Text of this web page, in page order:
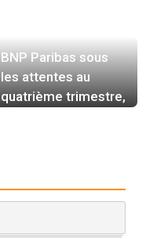
BNP Paribas sous
les attentes au
quatrième trimestre,